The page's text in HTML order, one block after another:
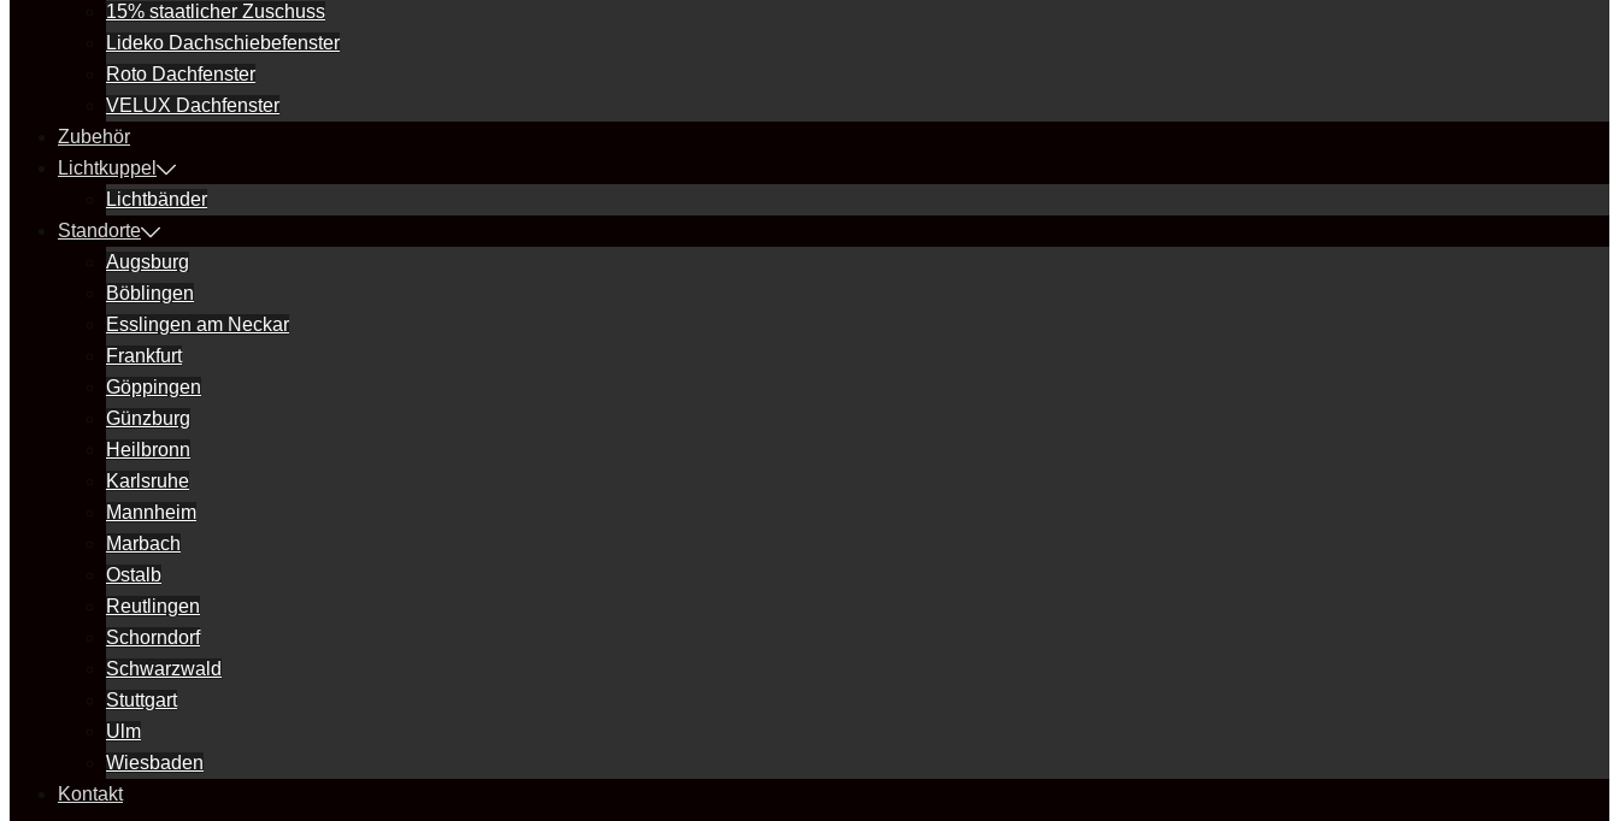
15% staatlicher Zuschuss
Lideko Dachschiebefenster
Roto Dachfenster
VELUX Dachfenster
Zubehör
Lichtkuppel
Lichtbänder
Standorte
Augsburg
Böblingen
Esslingen am Neckar
Frankfurt
Göppingen
Günzburg
Heilbronn
Karlsruhe
Mannheim
Marbach
Ostalb
Reutlingen
Schorndorf
Schwarzwald
Stuttgart
Ulm
Wiesbaden
Kontakt